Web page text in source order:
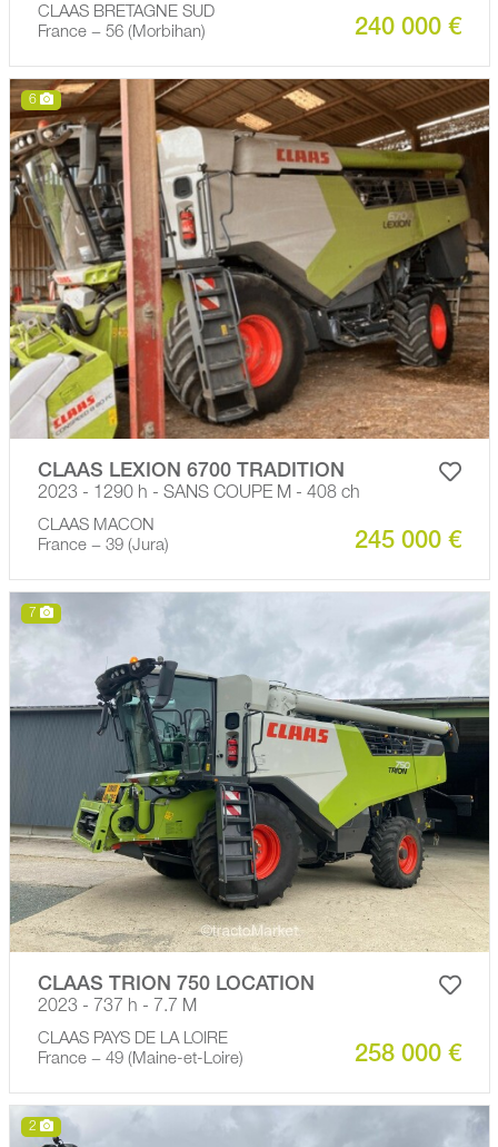
CLAAS BRETAGNE SUD
France − 56 (Morbihan)
240 000 €
6
CLAAS LEXION 6700 TRADITION
2023 - 1290 h - SANS COUPE M - 408 ch
CLAAS MACON
France − 39 (Jura)
245 000 €
7
CLAAS TRION 750 LOCATION
2023 - 737 h - 7.7 M
CLAAS PAYS DE LA LOIRE
France − 49 (Maine-et-Loire)
258 000 €
2